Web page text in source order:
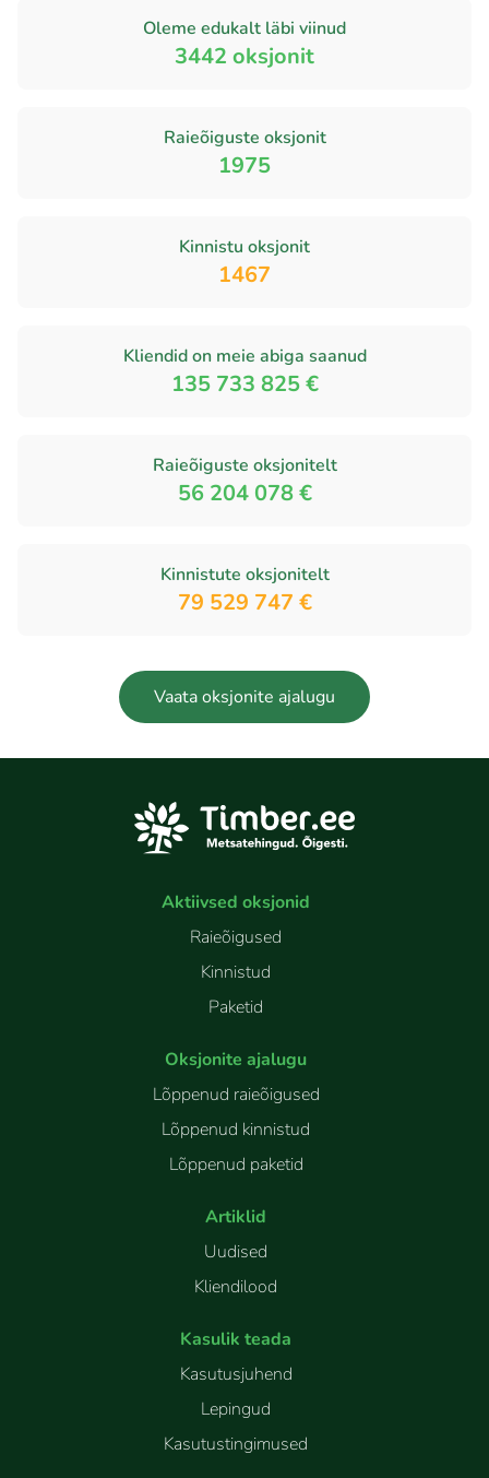
Oleme edukalt läbi viinud
3442 oksjonit
Raieõiguste oksjonit
1975
Kinnistu oksjonit
1467
Kliendid on meie abiga saanud
135 733 825 €
Raieõiguste oksjonitelt
56 204 078 €
Kinnistute oksjonitelt
79 529 747 €
Vaata oksjonite ajalugu
Aktiivsed oksjonid
Raieõigused
Kinnistud
Paketid
Oksjonite ajalugu
Lõppenud raieõigused
Lõppenud kinnistud
Lõppenud paketid
Artiklid
Uudised
Kliendilood
Kasulik teada
Kasutusjuhend
Lepingud
Kasutustingimused